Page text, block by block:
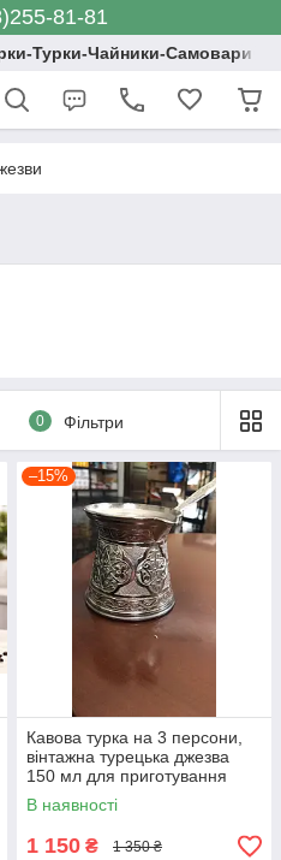
81-81
Турки-Чайники-Самовари
0 Фільтри
–15%
Кавова турка на 3 персони,
вінтажна турецька джезва
150 мл для приготування
турецької кави
В наявності
1 150 ₴ 1 350 ₴